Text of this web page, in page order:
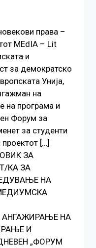
права –
MEdIA – Lit
и
за демократско
Унија,
на
на програма и
Форум за
за студенти
[…]
ЗА
КА ЗА
НА
АНГАЖИРАЊЕ НА
И
„ФОРУМ